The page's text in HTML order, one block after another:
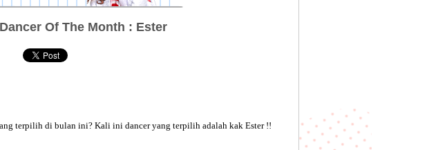
Of The Month : Ester
terpilih di bulan ini? Kali ini dancer yang terpilih adalah kak Ester !!